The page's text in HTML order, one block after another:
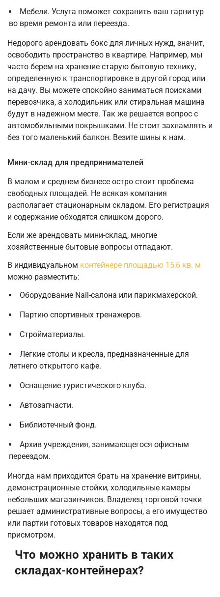
Мебели. Услуга поможет сохранить ваш гарнитур
во время ремонта или переезда.
Недорого арендовать бокс для личных нужд, значит,
освободить пространство в квартире. Например, мы
часто берем на хранение старую бытовую технику,
определенную к транспортировке в другой город или
на дачу. Вы можете спокойно заниматься поисками
перевозчика, а холодильник или стиральная машина
будут в надежном месте. Так же решается вопрос с
автомобильными покрышками. Не стоит захламлять и
без того маленький балкон. Везите шины к нам.
Мини-склад для предпринимателей
В малом и среднем бизнесе остро стоит проблема
свободных площадей. Не всякая компания
располагает стационарным складом. Его регистрация
и содержание обходятся слишком дорого.
Если же арендовать мини-склад, многие
хозяйственные бытовые вопросы отпадают.
В индивидуальном контейнере площадью 15,6 кв. м
можно разместить:
Оборудование Nail-салона или парикмахерской.
Партию спортивных тренажеров.
Стройматериалы.
Легкие столы и кресла, предназначенные для
летнего открытого кафе.
Оснащение туристического клуба.
Автозапчасти.
Библиотечный фонд.
Архив учреждения, занимающегося офисным
переездом.
Иногда нам приходится брать на хранение витрины,
демонстрационные стойки, холодильные камеры
небольших магазинчиков. Владелец торговой точки
решает административные вопросы, а его имущество
или партии готовых товаров находятся под
присмотром.
Что можно хранить в таких
складах-контейнерах?